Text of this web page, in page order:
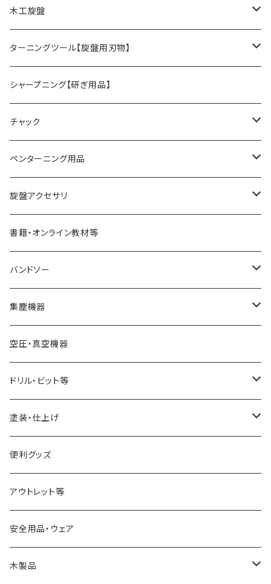
木工旋盤
旋盤オプションパーツ
ターニングツール【旋盤用刃物】
HSSツール
ACUTUS
NaCT
スクレーパー
パーティングツール
替刃式ツール
リングツール
コアリングツール
ホローイングツール
ハンドル
シャープニング【研ぎ用品】
チャック
4爪スクロールチャック
真空チャッキング用品
ペンターニング用品
ペン金具キット
ペンメイキングツール
旋盤アクセサリ
センター類
フェイスプレート
ドリル・コレットチャック
ワークライト（照明
球体治具
書籍・オンライン教材等
バンドソー
バンドソーブレード（帯鋸刃）
幅6mm
幅13mm
バンドソー本体
集塵機器
集塵機本体
集塵機オプションパーツ
空圧・真空機器
ドリル・ビット等
フォスナービット
ストレートドリル
塗装・仕上げ
サンディング用品
便利グッズ
アウトレット等
安全用品・ウェア
木製品